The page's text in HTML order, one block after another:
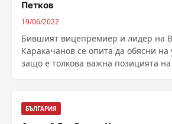
Петков
19/06/2022
Бившият вицепремиер и лидер на
Каракачанов се опита да обясни
защо е толкова важна позицията
БЪЛГАРИЯ